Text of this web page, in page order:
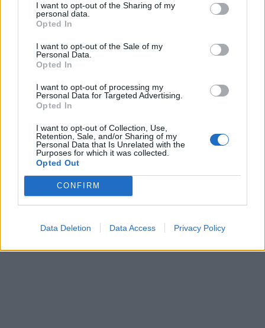
I want to opt-out of the Sharing of my
personal data.
Opted In
I want to opt-out of the Sale of my
Personal Data.
Opted In
I want to opt-out of processing my
Personal Data for Targeted Advertising.
Opted In
I want to opt-out of Collection, Use,
Retention, Sale, and/or Sharing of my
Personal Data that Is Unrelated with the
Purposes for which it was collected.
Opted Out
CONFIRM
Data Deletion Data Access Privacy Policy